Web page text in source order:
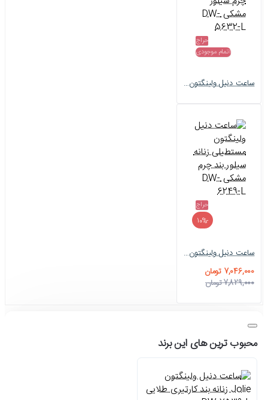
حراج
اتمام موجودی
ساعت دنیل ولینگتون زنانه مستطیلی بند چرم سیلور مشکی DW-5632-L
حراج
-10%
ساعت دنیل ولینگتون مستطیلی زنانه سیلور بند چرم مشکی DW-6249-L
7,046,000 تومان
7,829,000 تومان
محبوب ترین های این برند